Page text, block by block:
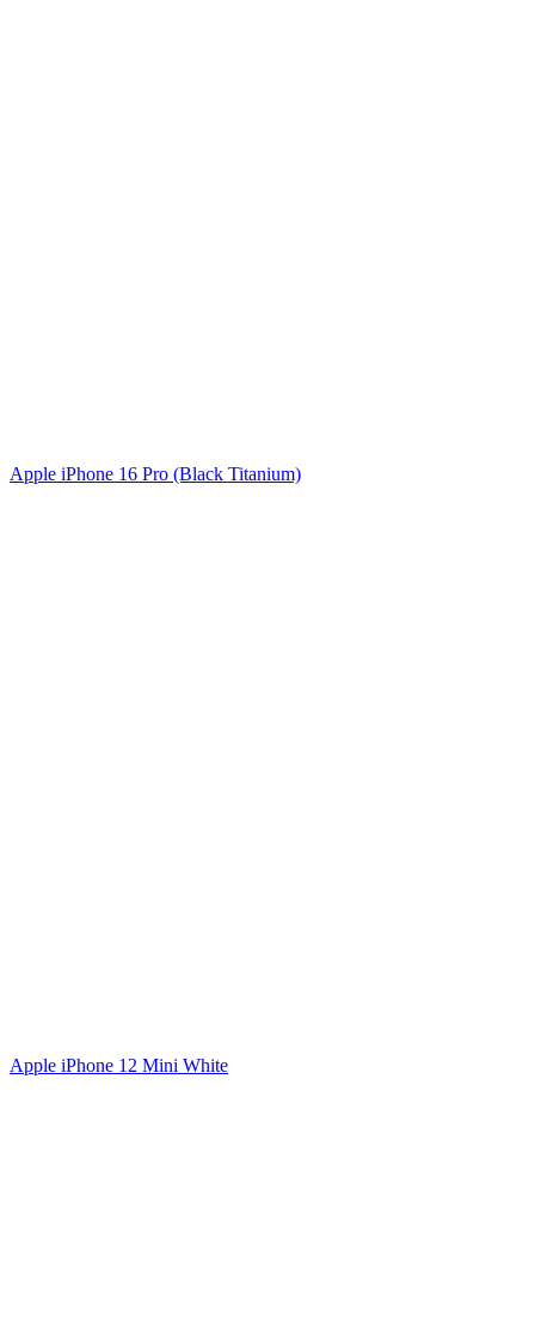
Apple iPhone 16 Pro (Black Titanium)
Apple iPhone 12 Mini White